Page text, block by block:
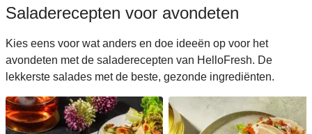
Saladerecepten voor avondeten
Kies eens voor wat anders en doe ideeën op voor het
avondeten met de saladerecepten van HelloFresh. De
lekkerste salades met de beste, gezonde ingrediënten.